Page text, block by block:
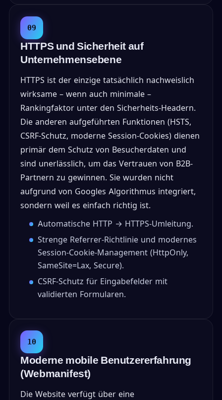
09
HTTPS und Sicherheit auf
Unternehmensebene
HTTPS ist der einzige tatsächlich nachweislich
wirksame – wenn auch minimale –
Rankingfaktor unter den Sicherheits-Headern.
Die anderen aufgeführten Funktionen (HSTS,
CSRF-Schutz, moderne Session-Cookies) dienen
primär dem Schutz von Besucherdaten und
sind unerlässlich, um das Vertrauen von B2B-
Partnern zu gewinnen. Sie wurden nicht
aufgrund von Googles Algorithmus integriert,
sondern weil es einfach richtig ist.
Automatische HTTP → HTTPS-Umleitung.
Strenge Referrer-Richtlinie und modernes
Session-Cookie-Management (HttpOnly,
SameSite=Lax, Secure).
CSRF-Schutz für Eingabefelder mit
validierten Formularen.
10
Moderne mobile Benutzererfahrung
(Webmanifest)
Die Website verfügt über eine